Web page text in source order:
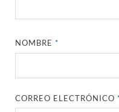
NOMBRE*
CORREO ELECTRÓNICO